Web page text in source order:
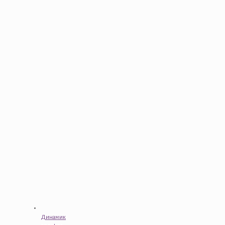
Динамик